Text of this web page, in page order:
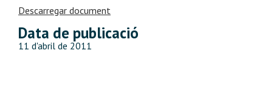
Descarregar document
Data de publicació
11 d'abril de 2011